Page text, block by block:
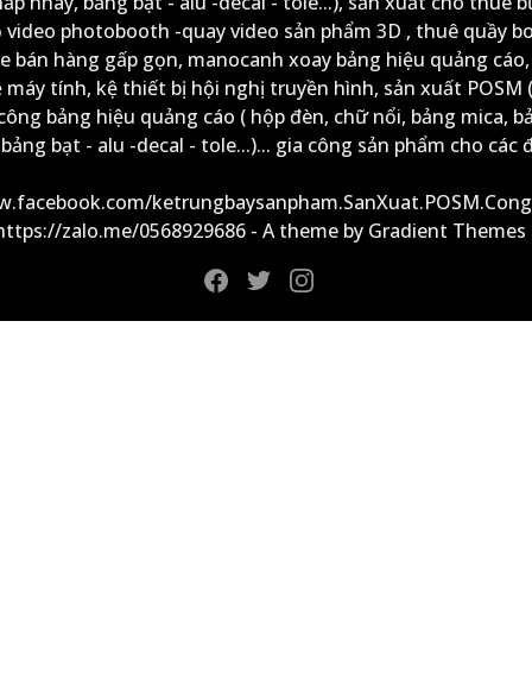
photobooth -quay video sản phẩm 3D , thuê quầy
bán hàng gấp gọn, manocanh xoay bảng hiệu quảng
tính, kệ thiết bị hội nghị truyền hình, sản xuất POSM
bảng hiệu quảng cáo ( hộp đèn, chữ nổi, bảng mica,
bạt - alu -decal - tole...)... gia công sản phẩm cho các
zalo.me/0568929686 - A theme by Gradient